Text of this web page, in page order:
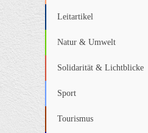
Leitartikel
Natur & Umwelt
Solidarität & Lichtblicke
Sport
Tourismus